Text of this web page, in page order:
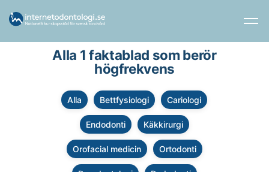
Alla 1 faktablad som berör
högfrekvens
Alla Bettfysiologi Cariologi
Endodonti Käkkirurgi
Orofacial medicin Ortodonti